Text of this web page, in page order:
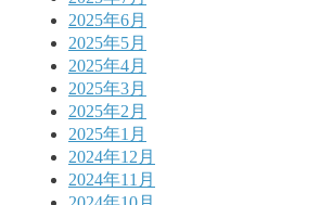
2025年6月
2025年5月
2025年4月
2025年3月
2025年2月
2025年1月
2024年12月
2024年11月